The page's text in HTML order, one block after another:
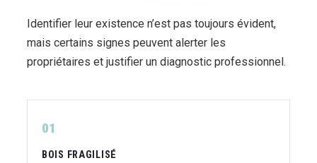
Identifier leur existence n’est pas toujours évident,
mais certains signes peuvent alerter les
propriétaires et justifier un diagnostic professionnel.
01
BOIS FRAGILISÉ